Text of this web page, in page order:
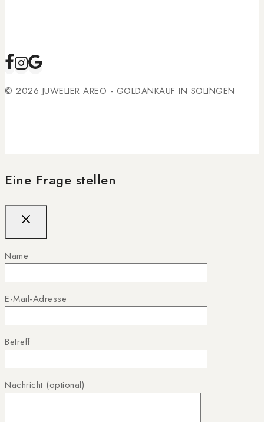
© 2026 JUWELIER AREO - GOLDANKAUF IN SOLINGEN
Eine Frage stellen
Name
E-Mail-Adresse
Betreff
Nachricht (optional)